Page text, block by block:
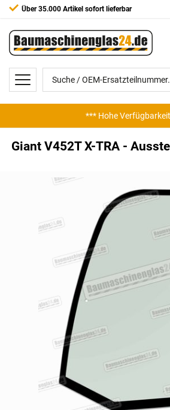
Über 35.000 Artikel sofort lieferbar
*** Hohe
Giant V452T X-TRA -